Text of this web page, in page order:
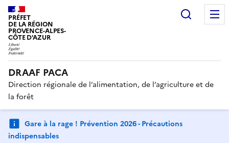
PRÉFET
DE LA RÉGION
PROVENCE-ALPES-
CÔTE D'AZUR
DRAAF PACA
Direction régionale de l’alimentation, de l’agriculture et de
la forêt
Gare à la rage ! Prévention 2026 - Précautions
indispensables